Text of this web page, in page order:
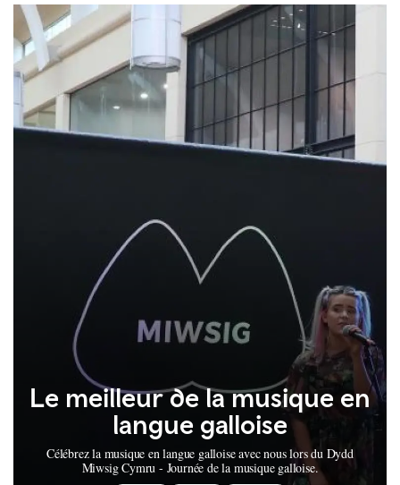
Le meilleur de la musique en
langue galloise
Célébrez la musique en langue galloise avec nous lors du Dydd
Miwsig Cymru - Journée de la musique galloise.